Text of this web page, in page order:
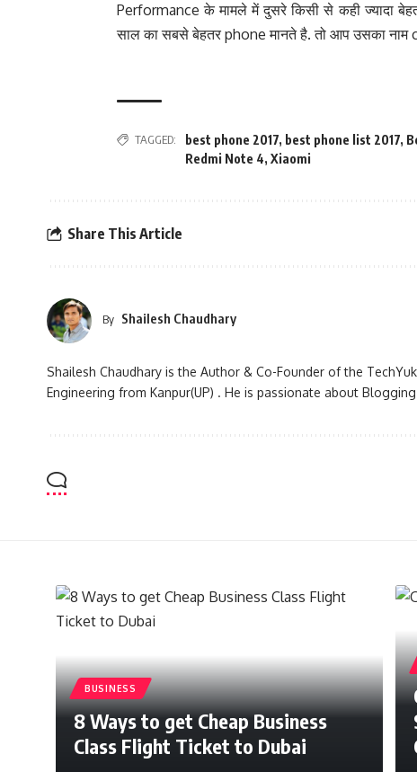
Performance के मामले में दुसरे किसी से कही ज्यादा
साल का सबसे बेहतर phone मानते है. तो आप उसका
TAGGED: best phone 2017, best phone list 2017,
Redmi Note 4, Xiaomi
Share This Article
By Shailesh Chaudhary
Shailesh Chaudhary is the Author & Co-Founder of the
Engineering from Kanpur(UP) . He is passionate about
BUSINESS
8 Ways to get Cheap Business
Class Flight Ticket to Dubai